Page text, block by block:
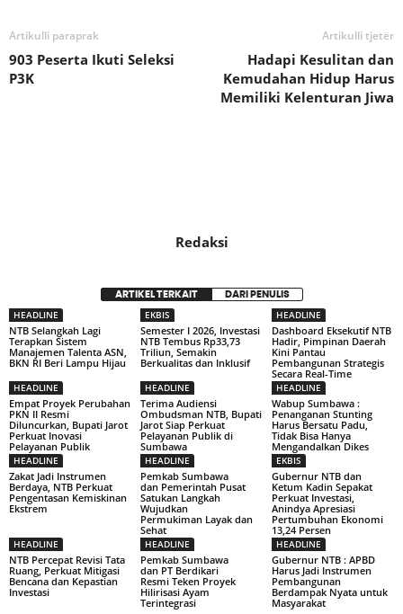
Artikulli paraprak
903 Peserta Ikuti Seleksi
P3K
Artikulli tjetër
Hadapi Kesulitan dan
Kemudahan Hidup Harus
Memiliki Kelenturan Jiwa
Redaksi
ARTIKEL TERKAIT DARI PENULIS
HEADLINE
NTB Selangkah Lagi
Terapkan Sistem
Manajemen Talenta ASN,
BKN RI Beri Lampu Hijau
EKBIS
Semester I 2026, Investasi
NTB Tembus Rp33,73
Triliun, Semakin
Berkualitas dan Inklusif
HEADLINE
Dashboard Eksekutif NTB
Hadir, Pimpinan Daerah
Kini Pantau
Pembangunan Strategis
Secara Real-Time
HEADLINE
Empat Proyek Perubahan
PKN II Resmi
Diluncurkan, Bupati Jarot
Perkuat Inovasi
Pelayanan Publik
HEADLINE
Terima Audiensi
Ombudsman NTB, Bupati
Jarot Siap Perkuat
Pelayanan Publik di
Sumbawa
HEADLINE
Wabup Sumbawa :
Penanganan Stunting
Harus Bersatu Padu,
Tidak Bisa Hanya
Mengandalkan Dikes
HEADLINE
Zakat Jadi Instrumen
Berdaya, NTB Perkuat
Pengentasan Kemiskinan
Ekstrem
HEADLINE
Pemkab Sumbawa
dan Pemerintah Pusat
Satukan Langkah
Wujudkan
Permukiman Layak dan
Sehat
EKBIS
Gubernur NTB dan
Ketum Kadin Sepakat
Perkuat Investasi,
Anindya Apresiasi
Pertumbuhan Ekonomi
13,24 Persen
HEADLINE
NTB Percepat Revisi Tata
Ruang, Perkuat Mitigasi
Bencana dan Kepastian
Investasi
HEADLINE
Pemkab Sumbawa
dan PT Berdikari
Resmi Teken Proyek
Hilirisasi Ayam
Terintegrasi
HEADLINE
Gubernur NTB : APBD
Harus Jadi Instrumen
Pembangunan
Berdampak Nyata untuk
Masyarakat